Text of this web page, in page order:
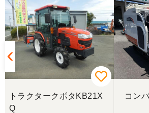
いが保管状態で解りました。 今
を購入できました。今後の作業
誠実な対応に改めて感謝申し上
ございました。
茨城県／鈴木博文
遠路トラクターの配送有難うご
望している物が入荷しましたら
くお願いいたします。
トラクタークボタKB21X
Q
コン